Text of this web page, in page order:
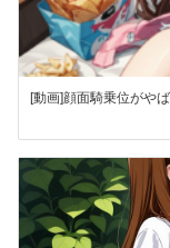
[動画]顔面騎乗位がや